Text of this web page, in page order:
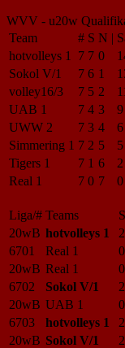
WVV - u20w
Team
# S N |
hotvolleys 1
7 7 0
Sokol V/1
7 6 1
volley16/3
7 5 2
UAB 1
7 4 3 9
UWW 2
7 3 4 6
Simmering 1 7 2 5 5
Tigers 1
7 1 6 2
Real 1
7 0 7 0
Liga/# Teams S
20wB hotvolleys 1 2
6701
Real 1 0
20wB Real 1 0
6702
Sokol V/1 2
20wB UAB 1 0
6703
hotvolleys 1 2
20wB Sokol V/1 2